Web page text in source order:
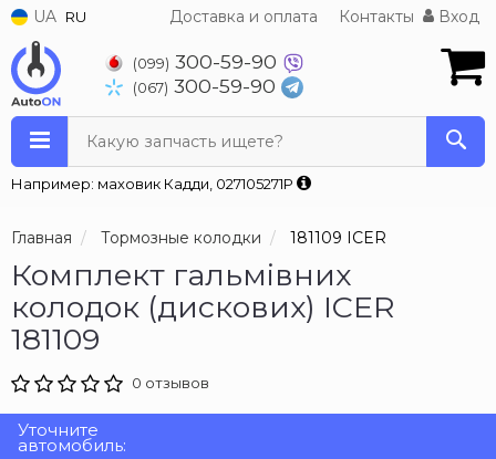
UA RU Доставка и оплата Контакты Вход
(099) 300-59-90
(067) 300-59-90
Какую запчасть ищете?
Например: маховик Кадди, 027105271P
Главная Тормозные колодки 181109 ICER
Комплект гальмівних
колодок (дискових) ICER
181109
0 отзывов
Уточните
автомобиль: